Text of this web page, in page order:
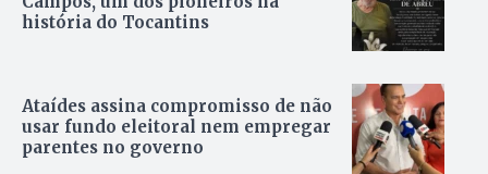
história do Tocantins
Ataídes assina compromisso de não
usar fundo eleitoral nem empregar
parentes no governo